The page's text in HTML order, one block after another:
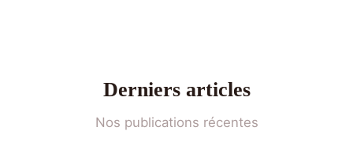
Derniers articles
Nos publications récentes